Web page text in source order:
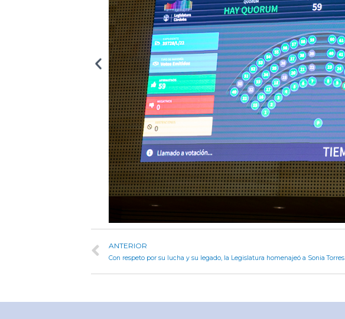
ANTERIOR
Con respeto por su lucha y su legado, la Legislatura homenajeó a Sonia Torres